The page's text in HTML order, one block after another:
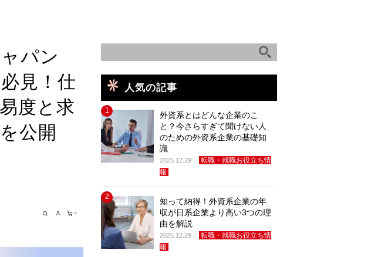
パン
見！仕
度と求
公開
人気の記事
1
外資系とはどんな企業のこ
と？今さらすぎて聞けない人
のための外資系企業の基礎知
識
2025.12.29
転職・就職お役立ち情
報
2
知って納得！外資系企業の年
収が日系企業より高い3つの理
由を解説
2025.12.29
転職・就職お役立ち情
報